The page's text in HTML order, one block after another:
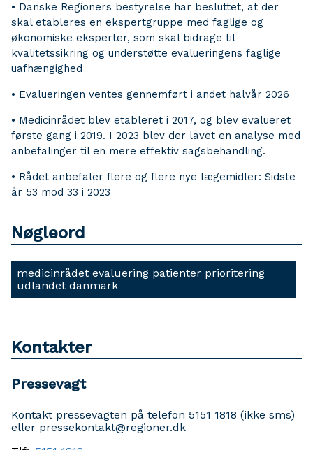
• Danske Regioners bestyrelse har besluttet, at der
skal etableres en ekspertgruppe med faglige og
økonomiske eksperter, som skal bidrage til
kvalitetssikring og understøtte evalueringens faglige
uafhængighed
• Evalueringen ventes gennemført i andet halvår 2026
• Medicinrådet blev etableret i 2017, og blev evalueret
første gang i 2019. I 2023 blev der lavet en analyse med
anbefalinger til en mere effektiv sagsbehandling.
• Rådet anbefaler flere og flere nye lægemidler: Sidste
år 53 mod 33 i 2023
Nøgleord
medicinrådet evaluering patienter prioritering
udlandet danmark
Kontakter
Pressevagt
Kontakt pressevagten på telefon 5151 1818 (ikke sms)
eller pressekontakt@regioner.dk